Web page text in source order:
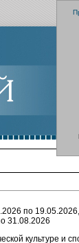
по 19.05.2026,
31.08.2026
культуре и